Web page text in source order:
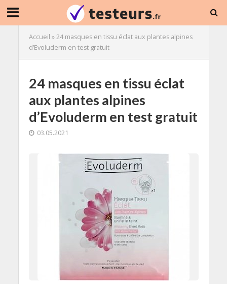
Accueil »24 masques en tissu éclat aux plantes alpines
d’Evoluderm en test gratuit
24 masques en tissu éclat
aux plantes alpines
d’Evoluderm en test gratuit
03.05.2021